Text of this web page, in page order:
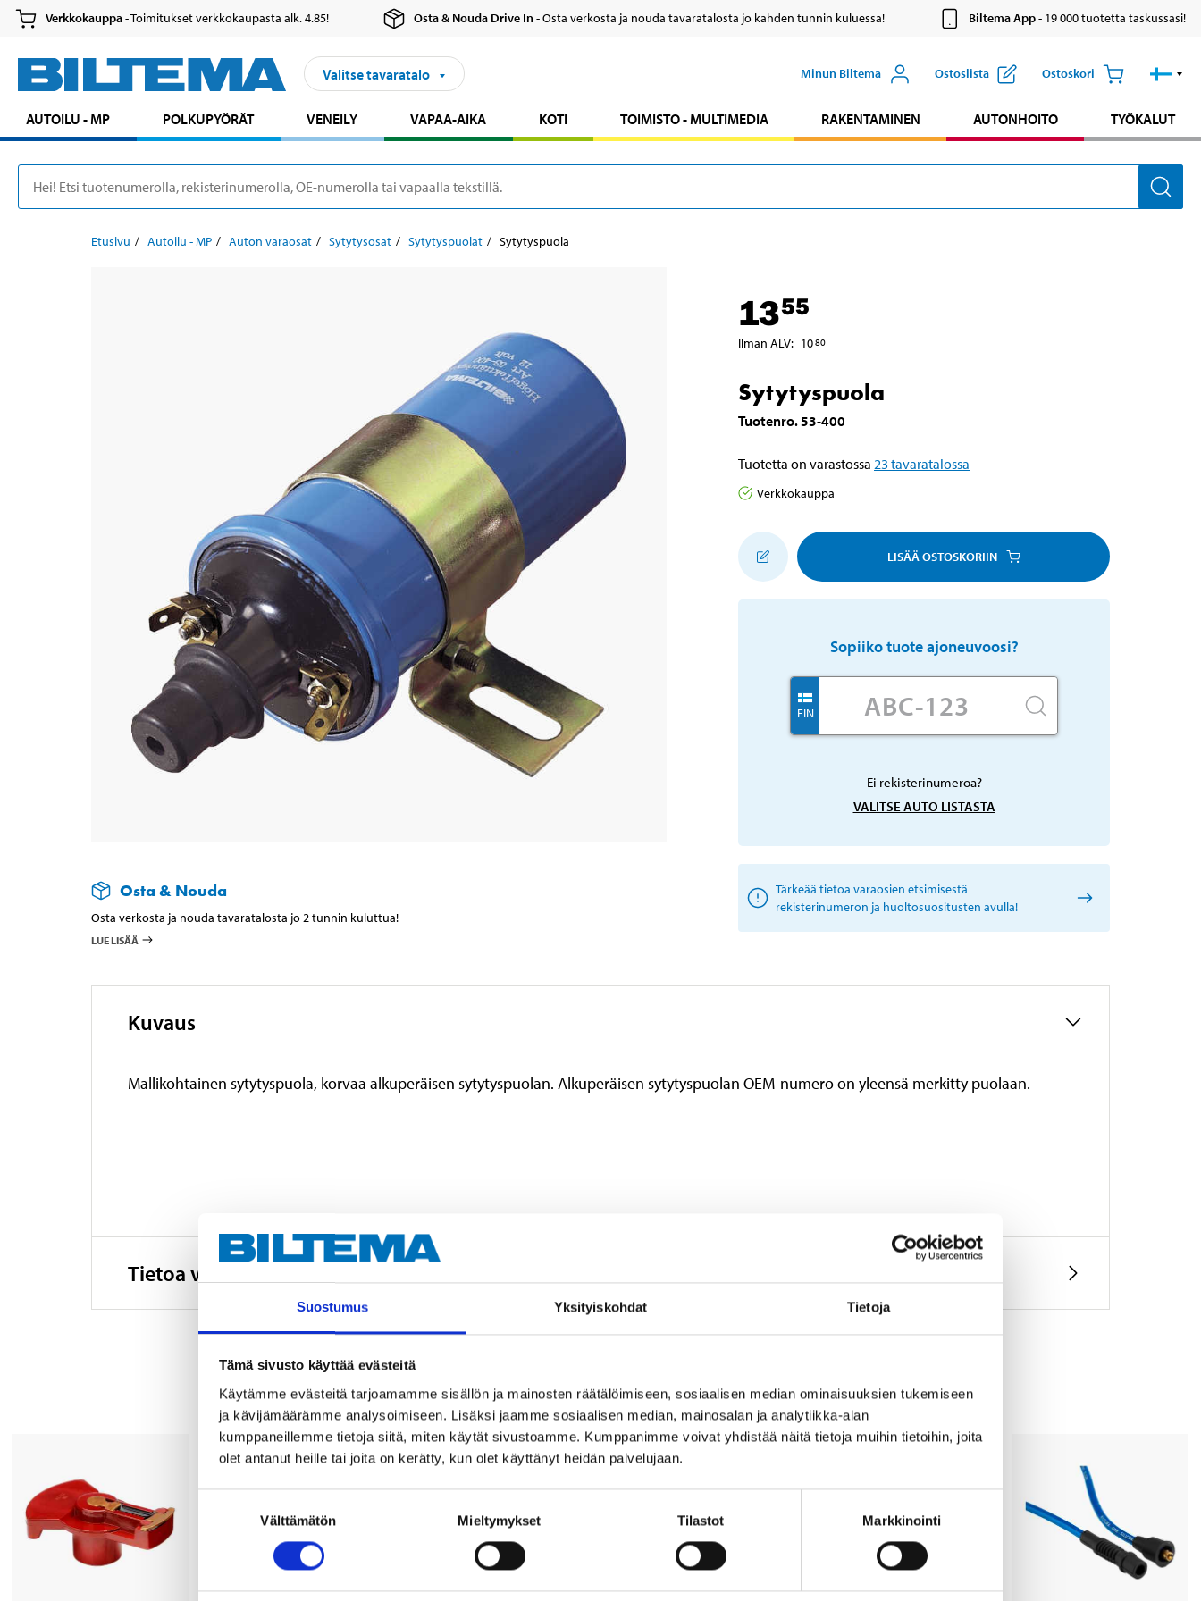
Suostumus Yksityiskohdat Tietoja
Tämä sivusto käyttää evästeitä
Käytämme evästeitä tarjoamamme sisällön ja mainosten räätälöimiseen, sosiaalisen median ominaisuuksien tukemiseen
ja kävijämäärämme analysoimiseen. Lisäksi jaamme sosiaalisen median, mainosalan ja analytiikka-alan
kumppaneillemme tietoja siitä, miten käytät sivustoamme. Kumppanimme voivat yhdistää näitä tietoja muihin tietoihin, joita
olet antanut heille tai joita on kerätty, kun olet käyttänyt heidän palvelujaan.
Välttämätön Mieltymykset Tilastot Markkinointi
Verkkokauppa- Toimitukset verkkokaupasta alk. 4.85! Osta & Nouda Drive In- Osta verkosta ja nouda tavaratalosta jo kahden tunnin kuluessa! Biltema App- 19 000 tuotetta taskussasi!
Valitse tavaratalo Minun Biltema Ostoslista Ostoskori
AUTOILU - MP POLKUPYÖRÄT VENEILY VAPAA-AIKA KOTI TOIMISTO - MULTIMEDIA RAKENTAMINEN AUTONHOITO TYÖKALUT
Etusivu Autoilu - MP Auton varaosat Sytytysosat Sytytyspuolat Sytytyspuola
Osta & Nouda
Osta verkosta ja nouda tavaratalosta jo 2 tunnin kuluttua!
LUE LISÄÄ
1355
Ilman ALV: 1080
Sytytyspuola
Tuotenro.53-400
Tuotetta on varastossa 23 tavaratalossa
Verkkokauppa
LISÄÄ OSTOSKORIIN
Sopiiko tuote ajoneuvoosi?
FIN
Ei rekisterinumeroa?
VALITSE AUTO LISTASTA
Tärkeää tietoa varaosien etsimisestä
rekisterinumeron ja huoltosuositusten avulla!
Kuvaus
Mallikohtainen sytytyspuola, korvaa alkuperäisen sytytyspuolan. Alkuperäisen sytytyspuolan OEM-numero on yleensä merkitty puolaan.
Tietoa valmistajasta